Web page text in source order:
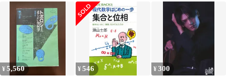
定理からイプシロン・
デルタ論法まで (ブル
ーバックス) 瀬山 士郎
¥5,560 ¥546 ¥300